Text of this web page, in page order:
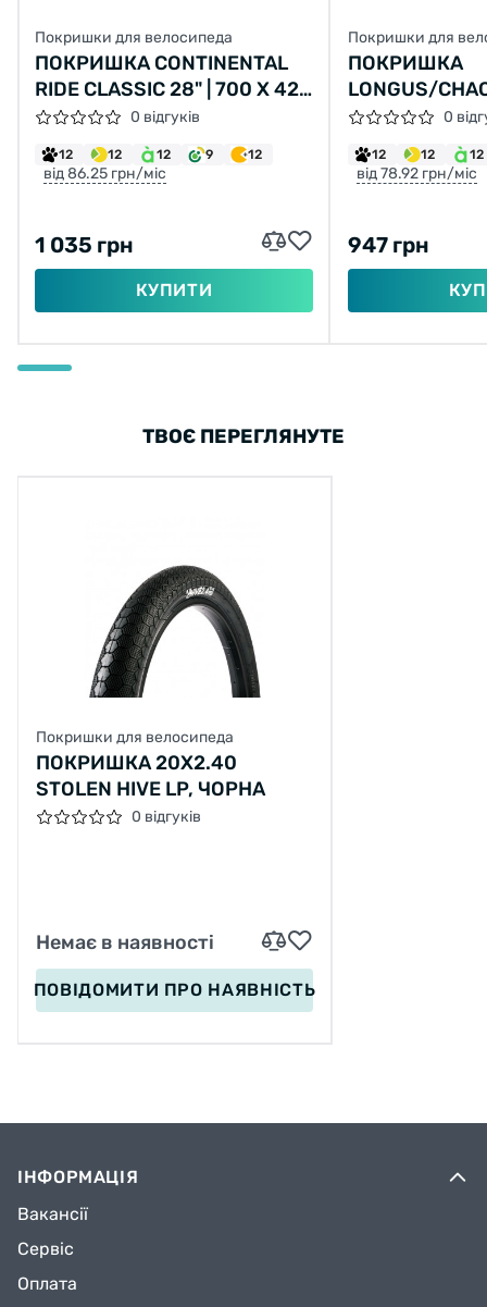
Покришки для велосипеда
ПОКРИШКА CONTINENTAL
RIDE CLASSIC 28" | 700 X 42C
(40C) | 28 X 1.60 СІРА, НЕ
СКЛАДНА
0 відгуків
12 12 12 9 12
від 86.25 грн/міс
1 035 грн
КУПИТИ
Покришки для
ПОКРИШКА
LONGUS/
LANE 26X2,10
2C-MTB SPS
0
12 12 12
від 78.92 грн/міс
947 грн
ТВОЄ ПЕРЕГЛЯНУТЕ
Покришки для велосипеда
ПОКРИШКА 20X2.40
STOLEN HIVE LP, ЧОРНА
0 відгуків
Немає в наявності
ПОВІДОМИТИ ПРО НАЯВНІСТЬ
ІНФОРМАЦІЯ
Вакансії
Сервіс
Оплата